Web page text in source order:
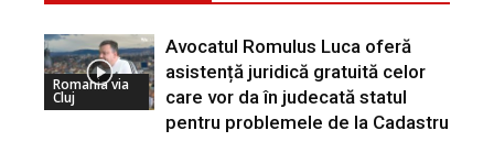
Romania via
Cluj
Avocatul Romulus Luca oferă
asistență juridică gratuită celor
care vor da în judecată statul
pentru problemele de la Cadastru